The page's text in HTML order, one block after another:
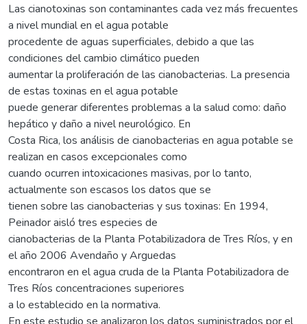
Las cianotoxinas son contaminantes cada vez más frecuentes
a nivel mundial en el agua potable
procedente de aguas superficiales, debido a que las
condiciones del cambio climático pueden
aumentar la proliferación de las cianobacterias. La presencia
de estas toxinas en el agua potable
puede generar diferentes problemas a la salud como: daño
hepático y daño a nivel neurológico. En
Costa Rica, los análisis de cianobacterias en agua potable se
realizan en casos excepcionales como
cuando ocurren intoxicaciones masivas, por lo tanto,
actualmente son escasos los datos que se
tienen sobre las cianobacterias y sus toxinas: En 1994,
Peinador aisló tres especies de
cianobacterias de la Planta Potabilizadora de Tres Ríos, y en
el año 2006 Avendaño y Arguedas
encontraron en el agua cruda de la Planta Potabilizadora de
Tres Ríos concentraciones superiores
a lo establecido en la normativa.